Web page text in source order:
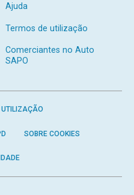
Ajuda
Termos de utilização
Comerciantes no Auto
SAPO
UTILIZAÇÃO
SOBRE COOKIES